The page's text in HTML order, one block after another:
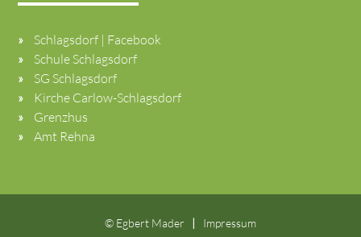
Schlagsdorf | Facebook
Schule Schlagsdorf
SG Schlagsdorf
Kirche Carlow-Schlagsdorf
Grenzhus
Amt Rehna
© Egbert Mader Impressum